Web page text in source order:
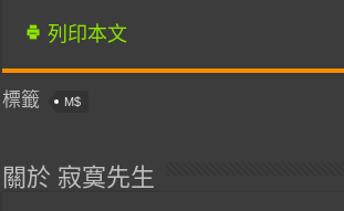
列印本文
標籤 M$
關於 寂寞先生